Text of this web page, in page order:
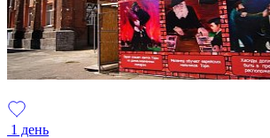
1 день